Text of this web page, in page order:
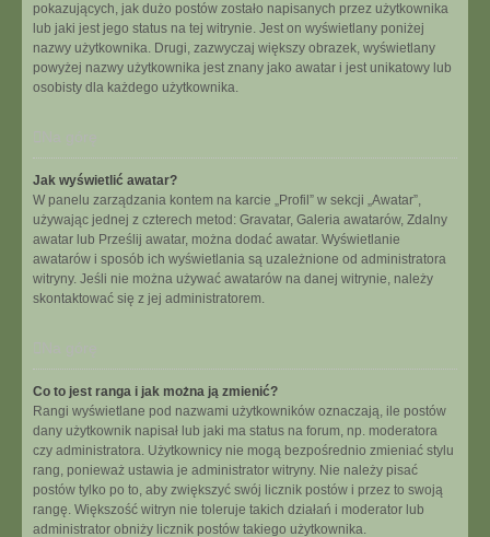
pokazujących, jak dużo postów zostało napisanych przez użytkownika
lub jaki jest jego status na tej witrynie. Jest on wyświetlany poniżej
nazwy użytkownika. Drugi, zazwyczaj większy obrazek, wyświetlany
powyżej nazwy użytkownika jest znany jako awatar i jest unikatowy lub
osobisty dla każdego użytkownika.
Jak wyświetlić awatar?
W panelu zarządzania kontem na karcie „Profil” w sekcji „Awatar”,
używając jednej z czterech metod: Gravatar, Galeria awatarów, Zdalny
awatar lub Prześlij awatar, można dodać awatar. Wyświetlanie
awatarów i sposób ich wyświetlania są uzależnione od administratora
witryny. Jeśli nie można używać awatarów na danej witrynie, należy
skontaktować się z jej administratorem.
Co to jest ranga i jak można ją zmienić?
Rangi wyświetlane pod nazwami użytkowników oznaczają, ile postów
dany użytkownik napisał lub jaki ma status na forum, np. moderatora
czy administratora. Użytkownicy nie mogą bezpośrednio zmieniać stylu
rang, ponieważ ustawia je administrator witryny. Nie należy pisać
postów tylko po to, aby zwiększyć swój licznik postów i przez to swoją
rangę. Większość witryn nie toleruje takich działań i moderator lub
administrator obniży licznik postów takiego użytkownika.